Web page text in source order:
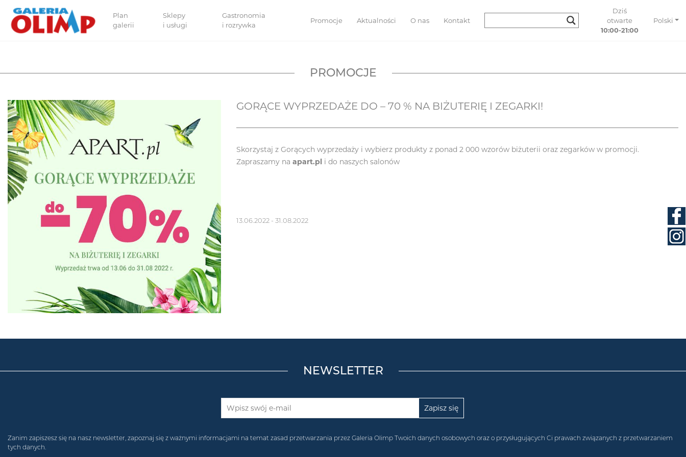
Plan
galerii
Sklepy
i usługi
Gastronomia
i rozrywka
Promocje Aktualności O nas Kontakt
Dziś
otwarte
10:00-21:00
Polski
PROMOCJE
GORĄCE WYPRZEDAŻE DO – 70 % NA BIŻUTERIĘ I ZEGARKI!
Skorzystaj z Gorących wyprzedaży i wybierz produkty z ponad 2 000 wzorów biżuterii oraz zegarków w promocji.
Zapraszamy na apart.pl i do naszych salonów
13.06.2022 - 31.08.2022
NEWSLETTER
Zanim zapiszesz się na nasz newsletter, zapoznaj się z ważnymi informacjami na temat zasad przetwarzania przez Galeria Olimp Twoich danych osobowych oraz o przysługujących Ci prawach związanych z przetwarzaniem
tych danych.